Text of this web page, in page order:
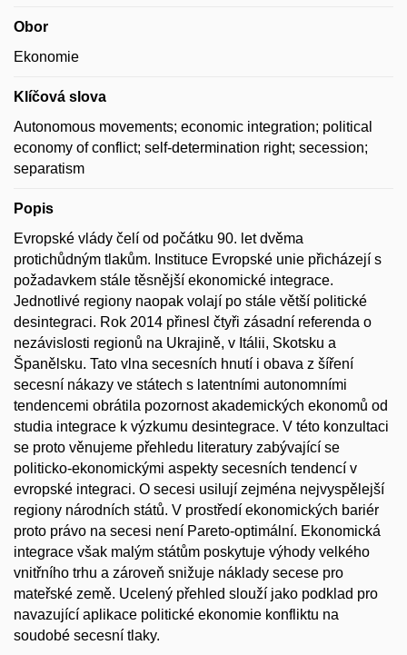
Obor
Ekonomie
Klíčová slova
Autonomous movements; economic integration; political
economy of conflict; self-determination right; secession;
separatism
Popis
Evropské vlády čelí od počátku 90. let dvěma
protichůdným tlakům. Instituce Evropské unie přicházejí s
požadavkem stále těsnější ekonomické integrace.
Jednotlivé regiony naopak volají po stále větší politické
desintegraci. Rok 2014 přinesl čtyři zásadní referenda o
nezávislosti regionů na Ukrajině, v Itálii, Skotsku a
Španělsku. Tato vlna secesních hnutí i obava z šíření
secesní nákazy ve státech s latentními autonomními
tendencemi obrátila pozornost akademických ekonomů od
studia integrace k výzkumu desintegrace. V této konzultaci
se proto věnujeme přehledu literatury zabývající se
politicko-ekonomickými aspekty secesních tendencí v
evropské integraci. O secesi usilují zejména nejvyspělejší
regiony národních států. V prostředí ekonomických bariér
proto právo na secesi není Pareto-optimální. Ekonomická
integrace však malým státům poskytuje výhody velkého
vnitřního trhu a zároveň snižuje náklady secese pro
mateřské země. Ucelený přehled slouží jako podklad pro
navazující aplikace politické ekonomie konfliktu na
soudobé secesní tlaky.